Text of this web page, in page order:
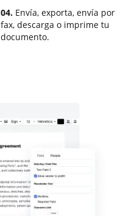
04. Envía, exporta, envía por
fax, descarga o imprime tu
documento.